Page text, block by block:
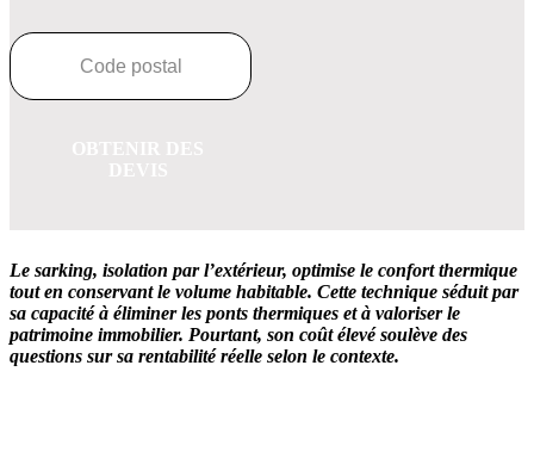
Le sarking, isolation par l’extérieur, optimise le confort thermique
tout en conservant le volume habitable. Cette technique séduit par
sa capacité à éliminer les ponts thermiques et à valoriser le
patrimoine immobilier. Pourtant, son coût élevé soulève des
questions sur sa rentabilité réelle selon le contexte.